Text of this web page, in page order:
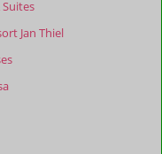
Jan Thiel